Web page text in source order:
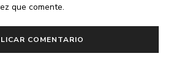
que comente.